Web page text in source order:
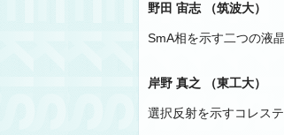
野田 宙志 （筑波大）
SmA相を示す二つの液
岸野 真之 （東工大）
選択反射を示すコレス